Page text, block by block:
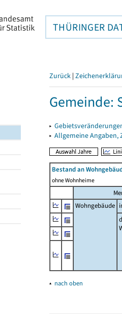
THÜRINGER
Zurück |
Gemeinde:
▸
▸ Allgemeine Angaben,
Bestand an
ohne Wohnheime
Wohngebäude
▴ nach oben